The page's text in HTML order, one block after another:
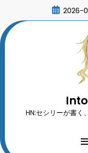
ン
ツ
2026-
HN:セシリーが書く